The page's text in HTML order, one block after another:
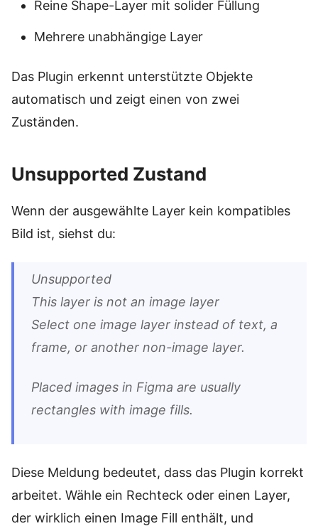
Reine Shape-Layer mit solider Füllung
Mehrere unabhängige Layer
Das Plugin erkennt unterstützte Objekte
automatisch und zeigt einen von zwei
Zuständen.
Unsupported Zustand
Wenn der ausgewählte Layer kein kompatibles
Bild ist, siehst du:
Unsupported
This layer is not an image layer
Select one image layer instead of text, a
frame, or another non-image layer.
Placed images in Figma are usually
rectangles with image fills.
Diese Meldung bedeutet, dass das Plugin korrekt
arbeitet. Wähle ein Rechteck oder einen Layer,
der wirklich einen Image Fill enthält, und